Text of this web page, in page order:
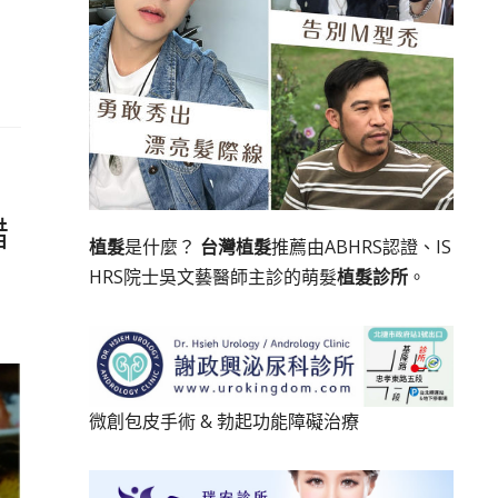
植髮是什麼？ 台灣植髮推薦由ABHRS認證、IS
HRS院士吳文藝醫師主診的萌髮植髮診所。
微創包皮手術&勃起功能障礙治療